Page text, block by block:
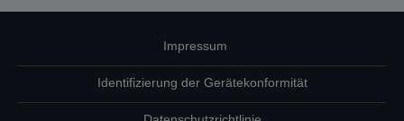
Impressum
Identifizierung der Gerätekonformität